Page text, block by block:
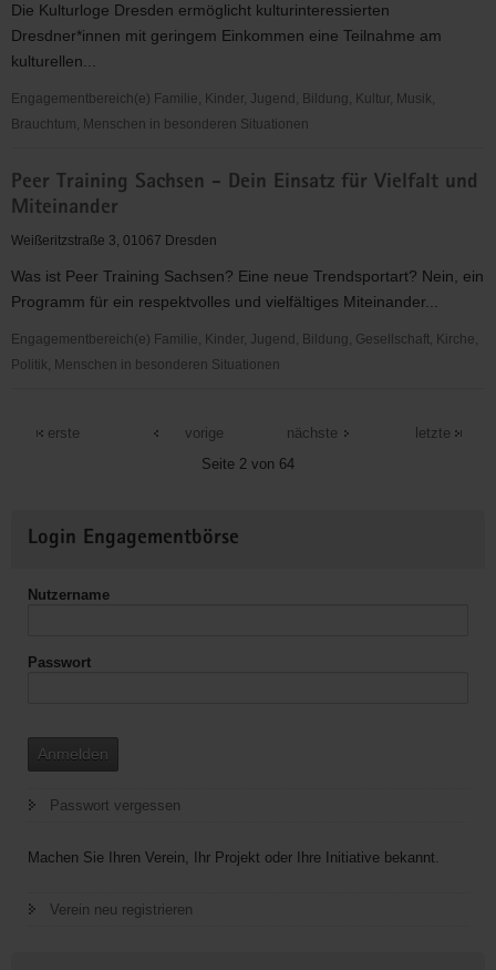
Dresden
e.V.
Die Kulturloge Dresden ermöglicht kulturinteressierten
Dresdner*innen mit geringem Einkommen eine Teilnahme am
kulturellen...
Engagementbereich(e) Familie, Kinder, Jugend, Bildung, Kultur, Musik,
Brauchtum, Menschen in besonderen Situationen
Dresden
e.
V.
Peer Training Sachsen - Dein Einsatz für Vielfalt und
Miteinander
Weißeritzstraße 3, 01067 Dresden
Was ist Peer Training Sachsen? Eine neue Trendsportart? Nein, ein
Programm für ein respektvolles und vielfältiges Miteinander...
Engagementbereich(e) Familie, Kinder, Jugend, Bildung, Gesellschaft, Kirche,
Politik, Menschen in besonderen Situationen
Einsatz
und
erste
vorige
Seite 2 von 64
nächste letzte
Informationen
Login Engagementbörse
Nutzername
Passwort
Anmelden
Passwort vergessen
Machen Sie Ihren Verein, Ihr Projekt oder Ihre Initiative bekannt.
Verein neu registrieren